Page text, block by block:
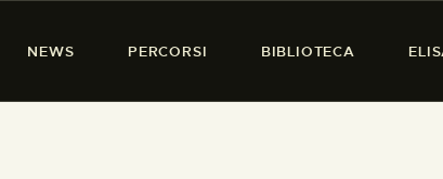
NEWS PERCORSI BIBLIOTECA
PRESENZA DONNA